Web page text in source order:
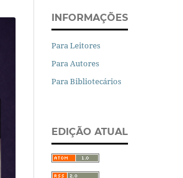
INFORMAÇÕES
Para Leitores
Para Autores
Para Bibliotecários
EDIÇÃO ATUAL